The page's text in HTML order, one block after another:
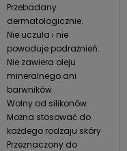
Przebadany
dermatologicznie.
Nie uczula i nie
powoduje podrażnień.
Nie zawiera oleju
mineralnego ani
barwników.
Wolny od silikonów.
Można stosować do
każdego rodzaju skóry
Przeznaczony do